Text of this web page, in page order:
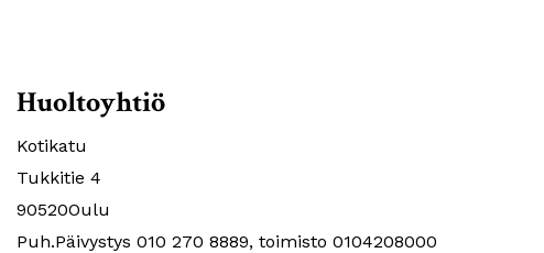
Huoltoyhtiö
Kotikatu
Tukkitie 4
90520Oulu
Puh.Päivystys 010 270 8889, toimisto 0104208000